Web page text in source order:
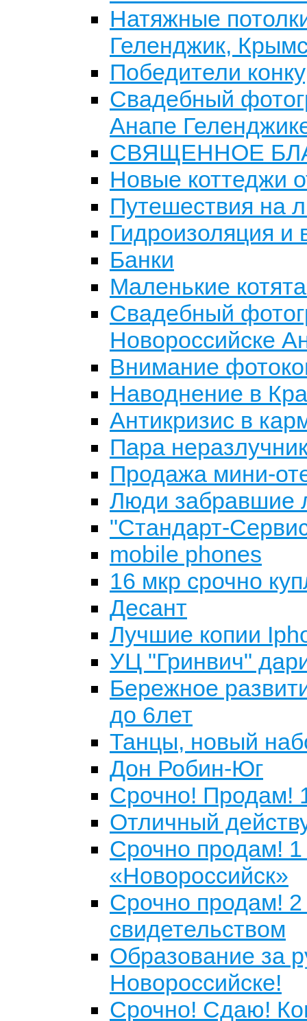
Натяжные
Геленджик,
Победители
Свадебный
Анапе
СВЯЩЕННОЕ
Новые коттеджи
Путешествия на
Гидроизоляция и
Банки
Маленькие
Свадебный
Новороссийске
Внимание
Наводнение в
Антикризис в
Пара
Продажа мини-
Люди забравшие
"Стандарт-
mobile phones
16 мкр срочно
Десант
Лучшие копии
УЦ "Гринвич"
Бережное
до 6лет
Танцы, новый
Дон Робин-Юг
Срочно! Продам!
Отличный
Срочно продам! 1
«Новороссийск»
Срочно продам! 2
свидетельством
Образование за
Новороссийске!
Срочно! Сдаю!